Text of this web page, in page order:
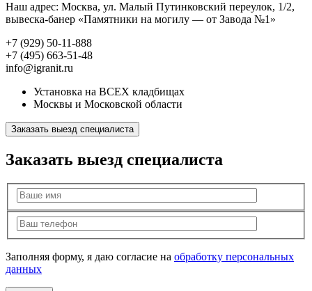
Наш адрес: Москва, ул. Малый Путинковский переулок, 1/2,
вывеска-банер «Памятники на могилу — от Завода №1»
+7 (929) 50-11-888
+7 (495) 663-51-48
info@igranit.ru
Установка на ВСЕХ кладбищах
Москвы и Московской области
Заказать выезд специалиста
Заказать выезд специалиста
Заполняя форму, я даю согласие на обработку персональных
данных